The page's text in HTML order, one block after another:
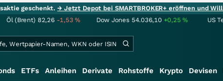
geschenkt.→ Jetzt Depot bei SMARTBROKER+ eröffnen und
Öl (Brent) 82,26 -1,53% Dow Jones 54.036,10 +0,25% US
ETFs Anleihen Derivate Rohstoffe Krypto Devisen